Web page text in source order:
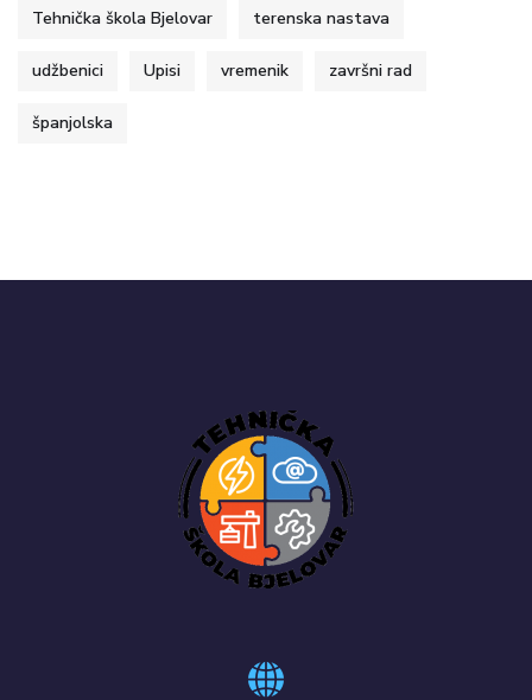
Tehnička škola Bjelovar terenska nastava
udžbenici Upisi vremenik završni rad
španjolska